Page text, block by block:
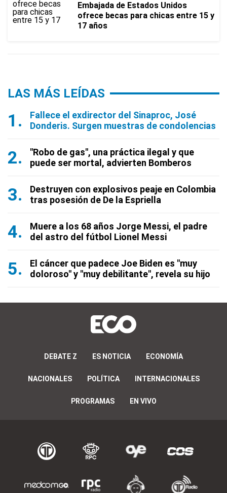
Embajada de Estados Unidos
ofrece becas para chicas entre 15 y
17 años
LAS MÁS LEÍDAS
Fallece el exdirector del Sinaproc, José
Donderis. Surgen muestras de condolencias
"Robo de gas", una práctica ilegal y que
puede ser mortal, advierten Bomberos
Destruyen con explosivos peaje en Colombia
tras posesión de De la Espriella
Muere a los 68 años Jorge Messi, el padre
del astro del fútbol Lionel Messi
El cáncer que padece Joe Biden es "muy
doloroso" y "muy debilitante", revela su hijo
DEBATE Z ES NOTICIA ECONOMÍA
NACIONALES POLÍTICA INTERNACIONALES
PROGRAMAS EN VIVO